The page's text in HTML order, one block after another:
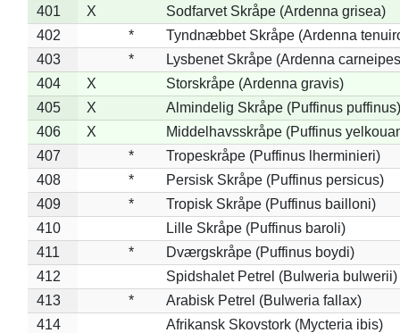
401
X
Sodfarvet Skråpe (Ardenna grisea)
402
*
Tyndnæbbet Skråpe (Ardenna
403
*
Lysbenet Skråpe (Ardenna
404
X
Storskråpe (Ardenna gravis)
405
X
Almindelig Skråpe (Puffinus puffinus)
406
X
Middelhavsskråpe (Puffinus
407
*
Tropeskråpe (Puffinus lherminieri)
408
*
Persisk Skråpe (Puffinus persicus)
409
*
Tropisk Skråpe (Puffinus bailloni)
410
Lille Skråpe (Puffinus baroli)
411
*
Dværgskråpe (Puffinus boydi)
412
Spidshalet Petrel (Bulweria bulwerii)
413
*
Arabisk Petrel (Bulweria fallax)
414
Afrikansk Skovstork (Mycteria ibis)